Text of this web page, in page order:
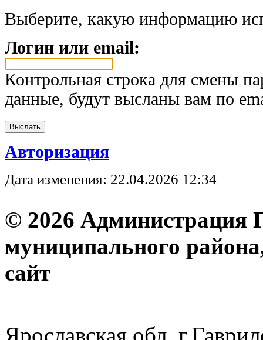
Выберите, какую информацию
Логин или email:
Контрольная строка для смены
данные, будут высланы вам по
Авторизация
Дата изменения: 22.04.2026 12:34
© 2026 Администрация
муниципального